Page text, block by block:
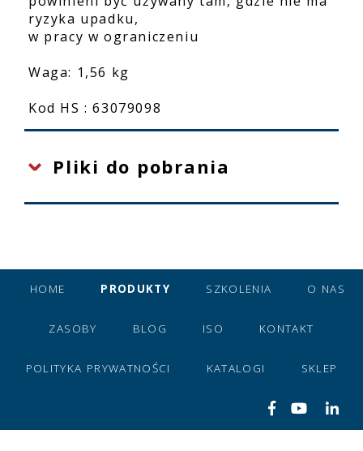
ryzyka upadku,
w pracy w ograniczeniu
Waga: 1,56 kg
Kod HS : 63079098
Pliki do pobrania
HOME PRODUKTY SZKOLENIA O NAS
ZASOBY BLOG ISO KONTAKT
POLITYKA PRYWATNOŚCI KATALOGI SKLEP